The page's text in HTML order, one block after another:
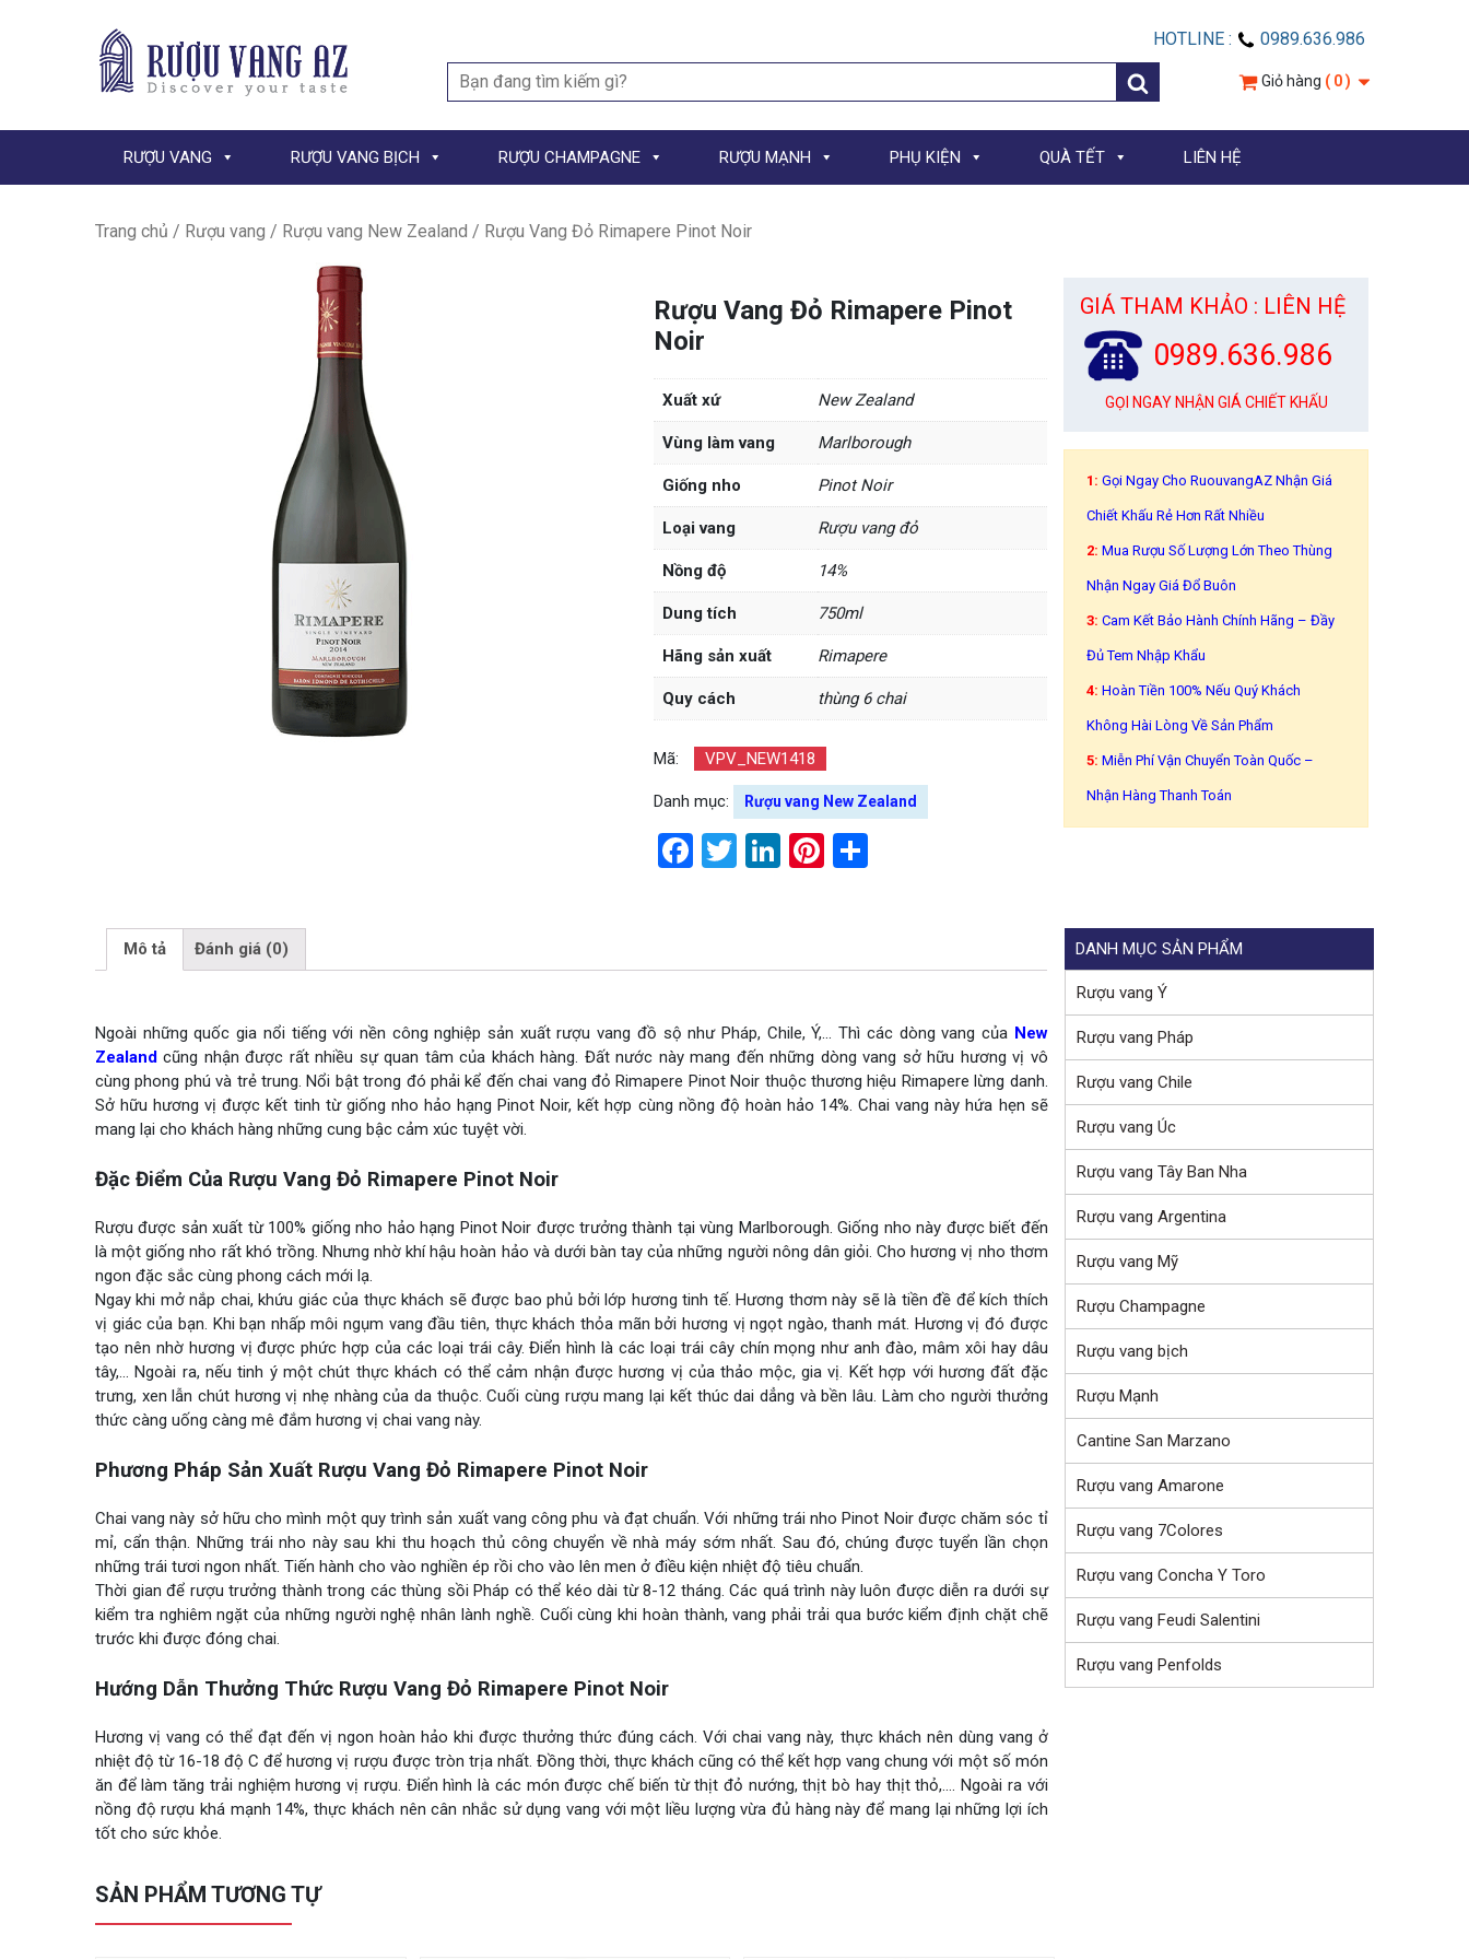
HOTLINE :
0989.636.986
Search
for:
Giỏ hàng ( 0 )
RƯỢU VANG RƯỢU VANG BỊCH RƯỢU CHAMPAGNE RƯỢU MẠNH PHỤ KIỆN QUÀ TẾT LIÊN HỆ
Trang chủ / Rượu vang / Rượu vang New Zealand / Rượu Vang Đỏ Rimapere Pinot Noir
Rượu Vang Đỏ Rimapere Pinot
Noir
Xuất xứ New Zealand
Vùng làm vang Marlborough
Giống nho Pinot Noir
Loại vang Rượu vang đỏ
Nồng độ 14%
Dung tích 750ml
Hãng sản xuất Rimapere
Quy cách thùng 6 chai
Mã: VPV_NEW1418
Danh mục: Rượu vang New Zealand
Facebook
Twitter
LinkedIn
Pinterest
GIÁ THAM KHẢO : LIÊN HỆ
0989.636.986
GỌI NGAY NHẬN GIÁ CHIẾT KHẤU
1:Gọi Ngay Cho RuouvangAZ Nhận Giá
Chiết Khấu Rẻ Hơn Rất Nhiều
2:Mua Rượu Số Lượng Lớn Theo Thùng
Nhận Ngay Giá Đổ Buôn
3: Cam Kết Bảo Hành Chính Hãng – Đầy
Đủ Tem Nhập Khẩu
4:Hoàn Tiền 100% Nếu Quý Khách
Không Hài Lòng Về Sản Phẩm
5: Miễn Phí Vận Chuyển Toàn Quốc –
Nhận Hàng Thanh Toán
Mô tả Đánh giá (0)
Ngoài những quốc gia nổi tiếng với nền công nghiệp sản xuất rượu vang đồ sộ như Pháp, Chile, Ý,… Thì các dòng vang của New
Zealand cũng nhận được rất nhiều sự quan tâm của khách hàng. Đất nước này mang đến những dòng vang sở hữu hương vị vô
cùng phong phú và trẻ trung. Nổi bật trong đó phải kể đến chai vang đỏ Rimapere Pinot Noir thuộc thương hiệu Rimapere lừng danh.
Sở hữu hương vị được kết tinh từ giống nho hảo hạng Pinot Noir, kết hợp cùng nồng độ hoàn hảo 14%. Chai vang này hứa hẹn sẽ
mang lại cho khách hàng những cung bậc cảm xúc tuyệt vời.
Đặc Điểm Của Rượu Vang Đỏ Rimapere Pinot Noir
Rượu được sản xuất từ 100% giống nho hảo hạng Pinot Noir được trưởng thành tại vùng Marlborough. Giống nho này được biết đến
là một giống nho rất khó trồng. Nhưng nhờ khí hậu hoàn hảo và dưới bàn tay của những người nông dân giỏi. Cho hương vị nho thơm
ngon đặc sắc cùng phong cách mới lạ.
Ngay khi mở nắp chai, khứu giác của thực khách sẽ được bao phủ bởi lớp hương tinh tế. Hương thơm này sẽ là tiền đề để kích thích
vị giác của bạn. Khi bạn nhấp môi ngụm vang đầu tiên, thực khách thỏa mãn bởi hương vị ngọt ngào, thanh mát. Hương vị đó được
tạo nên nhờ hương vị được phức hợp của các loại trái cây. Điển hình là các loại trái cây chín mọng như anh đào, mâm xôi hay dâu
tây,… Ngoài ra, nếu tinh ý một chút thực khách có thể cảm nhận được hương vị của thảo mộc, gia vị. Kết hợp với hương đất đặc
trưng, xen lẫn chút hương vị nhẹ nhàng của da thuộc. Cuối cùng rượu mang lại kết thúc dai dẳng và bền lâu. Làm cho người thưởng
thức càng uống càng mê đắm hương vị chai vang này.
Phương Pháp Sản Xuất Rượu Vang Đỏ Rimapere Pinot Noir
Chai vang này sở hữu cho mình một quy trình sản xuất vang công phu và đạt chuẩn. Với những trái nho Pinot Noir được chăm sóc tỉ
mỉ, cẩn thận. Những trái nho này sau khi thu hoạch thủ công chuyển về nhà máy sớm nhất. Sau đó, chúng được tuyển lần chọn
những trái tươi ngon nhất. Tiến hành cho vào nghiền ép rồi cho vào lên men ở điều kiện nhiệt độ tiêu chuẩn.
Thời gian để rượu trưởng thành trong các thùng sồi Pháp có thể kéo dài từ 8-12 tháng. Các quá trình này luôn được diễn ra dưới sự
kiểm tra nghiêm ngặt của những người nghệ nhân lành nghề. Cuối cùng khi hoàn thành, vang phải trải qua bước kiểm định chặt chẽ
trước khi được đóng chai.
Hướng Dẫn Thưởng Thức Rượu Vang Đỏ Rimapere Pinot Noir
Hương vị vang có thể đạt đến vị ngon hoàn hảo khi được thưởng thức đúng cách. Với chai vang này, thực khách nên dùng vang ở
nhiệt độ từ 16-18 độ C để hương vị rượu được tròn trịa nhất. Đồng thời, thực khách cũng có thể kết hợp vang chung với một số món
ăn để làm tăng trải nghiệm hương vị rượu. Điển hình là các món được chế biến từ thịt đỏ nướng, thịt bò hay thịt thỏ,…. Ngoài ra với
nồng độ rượu khá mạnh 14%, thực khách nên cân nhắc sử dụng vang với một liều lượng vừa đủ hàng này để mang lại những lợi ích
tốt cho sức khỏe.
DANH MỤC SẢN PHẨM
Rượu vang Ý
Rượu vang Pháp
Rượu vang Chile
Rượu vang Úc
Rượu vang Tây Ban Nha
Rượu vang Argentina
Rượu vang Mỹ
Rượu Champagne
Rượu vang bịch
Rượu Mạnh
Cantine San Marzano
Rượu vang Amarone
Rượu vang 7Colores
Rượu vang Concha Y Toro
Rượu vang Feudi Salentini
Rượu vang Penfolds
SẢN PHẨM TƯƠNG TỰ